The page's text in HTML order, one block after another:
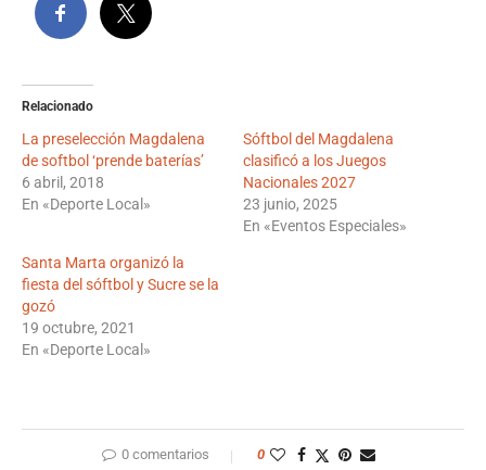
Relacionado
La preselección Magdalena
de softbol ‘prende baterías’
6 abril, 2018
En «Deporte Local»
Sóftbol del Magdalena
clasificó a los Juegos
Nacionales 2027
23 junio, 2025
En «Eventos Especiales»
Santa Marta organizó la
fiesta del sóftbol y Sucre se la
gozó
19 octubre, 2021
En «Deporte Local»
0 comentarios 0